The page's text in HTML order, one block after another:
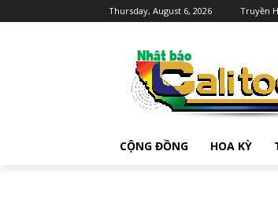
Thursday, August 6, 2026 Truyền
CỘNG ĐỒNG HOA KỲ